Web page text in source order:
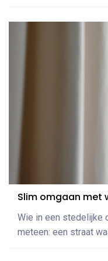
Slim omgaan met
Wie in een stedelijke
meteen: een straat